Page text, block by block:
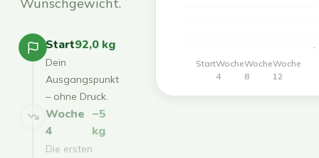
Start92,0 kg
Dein
Ausgangspunkt
– ohne Druck.
Woche
4
−5
kg
Die ersten
StartWoche
4
Woche
8
Woche
12